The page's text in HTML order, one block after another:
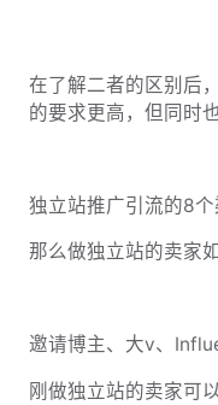
在了解二者的区别后
的要求更高，但同时
独立站推广引流的8
那么做独立站的卖家
邀请博主、大v、
刚做独立站的卖家可